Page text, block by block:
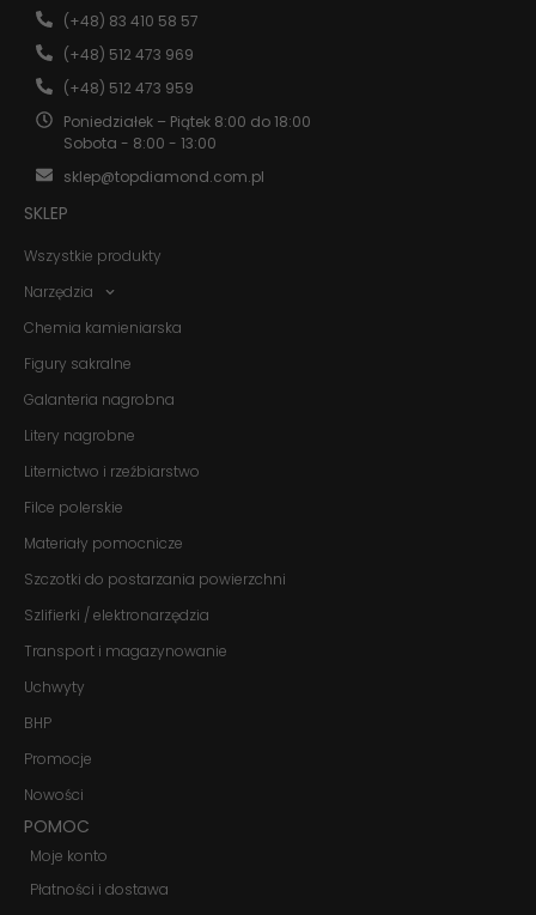
(+48) 83 410 58 57
(+48) 512 473 969
(+48) 512 473 959
Poniedziałek – Piątek 8:00 do 18:00
Sobota - 8:00 - 13:00
sklep@topdiamond.com.pl
SKLEP
Wszystkie produkty
Narzędzia
Chemia kamieniarska
Figury sakralne
Galanteria nagrobna
Litery nagrobne
Liternictwo i rzeźbiarstwo
Filce polerskie
Materiały pomocnicze
Szczotki do postarzania powierzchni
Szlifierki / elektronarzędzia
Transport i magazynowanie
Uchwyty
BHP
Promocje
Nowości
POMOC
Moje konto
Płatności i dostawa